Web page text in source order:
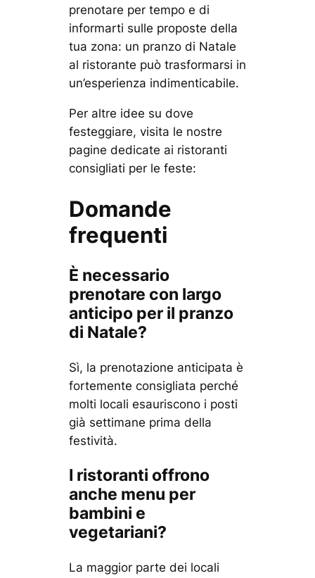
prenotare per tempo e di
informarti sulle proposte della
tua zona: un pranzo di Natale
al ristorante può trasformarsi in
un’esperienza indimenticabile.
Per altre idee su dove
festeggiare, visita le nostre
pagine dedicate ai ristoranti
consigliati per le feste:
Domande
frequenti
È necessario
prenotare con largo
anticipo per il pranzo
di Natale?
Sì, la prenotazione anticipata è
fortemente consigliata perché
molti locali esauriscono i posti
già settimane prima della
festività.
I ristoranti offrono
anche menu per
bambini e
vegetariani?
La maggior parte dei locali